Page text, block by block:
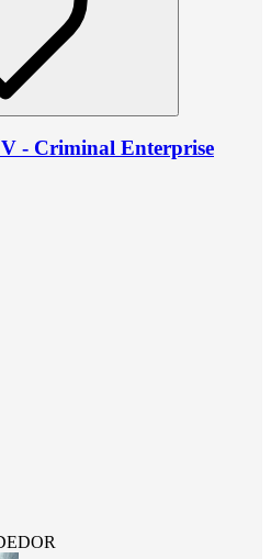
- Criminal Enterprise